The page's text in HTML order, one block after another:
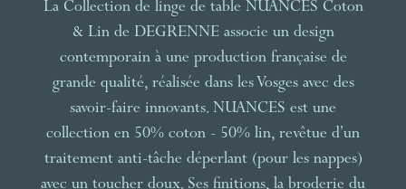
La Collection de linge de table NUANCES Coton
& Lin de DEGRENNE associe un design
contemporain à une production française de
grande qualité, réalisée dans les Vosges avec des
savoir-faire innovants. NUANCES est une
collection en 50% coton - 50% lin, revêtue d’un
traitement anti-tâche déperlant (pour les nappes)